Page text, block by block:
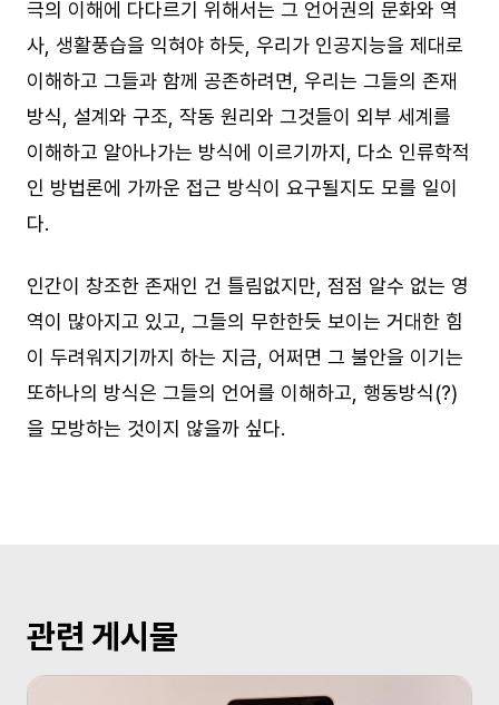
극의 이해에 다다르기 위해서는 그 언어권의 문화와 역
사, 생활풍습을 익혀야 하듯, 우리가 인공지능을 제대로
이해하고 그들과 함께 공존하려면, 우리는 그들의 존재
방식, 설계와 구조, 작동 원리와 그것들이 외부 세계를
이해하고 알아나가는 방식에 이르기까지, 다소 인류학적
인 방법론에 가까운 접근 방식이 요구될지도 모를 일이
다.
인간이 창조한 존재인 건 틀림없지만, 점점 알수 없는 영
역이 많아지고 있고, 그들의 무한한듯 보이는 거대한 힘
이 두려워지기까지 하는 지금, 어쩌면 그 불안을 이기는
또하나의 방식은 그들의 언어를 이해하고, 행동방식(?)
을 모방하는 것이지 않을까 싶다.
관련 게시물